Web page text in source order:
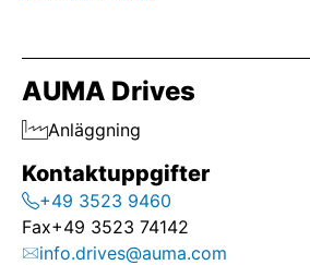
AUMA Drives
Anläggning
Kontaktuppgifter
+49 3523 9460
Fax+49 3523 74142
info.drives@auma.com